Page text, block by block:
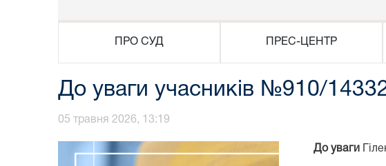
ПРО СУД ПРЕС-ЦЕНТР
До уваги учасників №910/
05 травня 2026, 13:19
До уваги